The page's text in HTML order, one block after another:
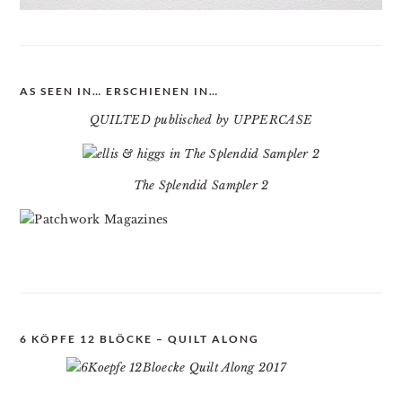
AS SEEN IN… ERSCHIENEN IN…
QUILTED publisched by UPPERCASE
The Splendid Sampler 2
6 KÖPFE 12 BLÖCKE – QUILT ALONG